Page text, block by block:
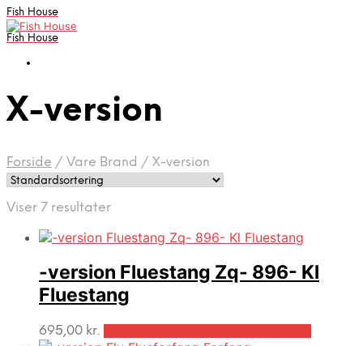
Fish House
Fish House
X-version
Forside / Vare Brand / X-version
Viser 7 resultater
-version Fluestang Zq- 896- Kl
Fluestang
695,00 kr.